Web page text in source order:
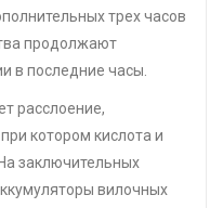
трех часов
продолжают
в последние часы.
расслоение,
котором кислота и
заключительных
вилочных